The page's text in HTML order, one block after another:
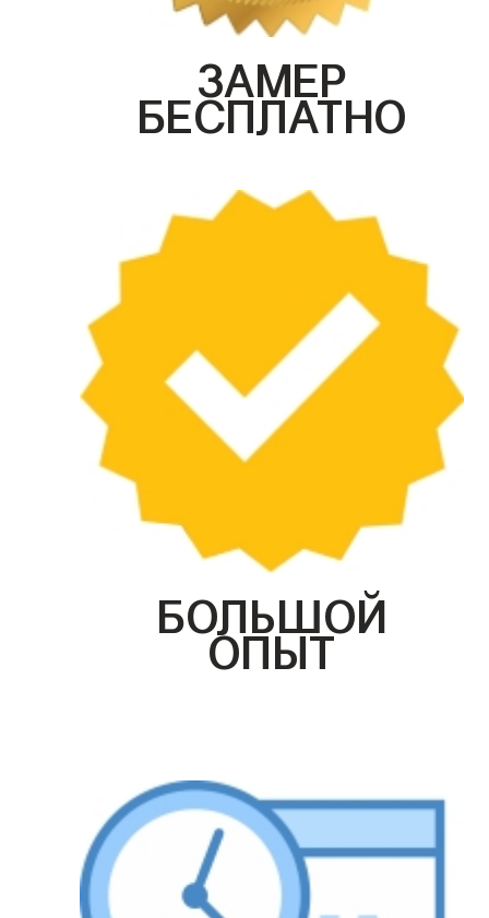
ЗАМЕР
БЕСПЛАТНО
БОЛЬШОЙ
ОПЫТ